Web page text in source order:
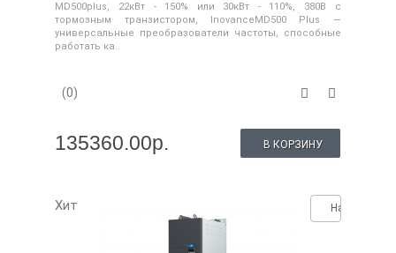
MD500plus, 22кВт - 150% или 30кВт - 110%, 380В с
тормозным транзистором, InovanceMD500 Plus —
универсальные преобразователи частоты, способные
работать ка..
(0)
135360.00р. В КОРЗИНУ
Хит Нашли